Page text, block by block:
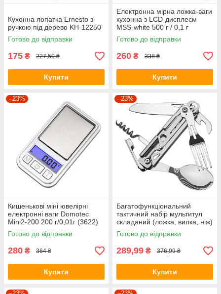
Кухонна лопатка Ernesto з
ручкою під дерево KH-12250
Готово до відправки
175 ₴ 227,50 ₴
Купити
Електронна мірна ложка-ваги
кухонна з LCD-дисплеєм
MSS-white 500 г / 0,1 г
Готово до відправки
260 ₴ 338 ₴
Купити
–23%
Кишенькові міні ювелірні
електронні ваги Domotec
Mini2-200 200 г/0,01г (3622)
Готово до відправки
280 ₴ 364 ₴
Купити
–23%
Багатофункціональний
тактичний набір мультитул
складаний (ложка, вилка, ніж)
5 в 1 E-TAC A-51 Silver
Готово до відправки
289,99 ₴ 376,99 ₴
Купити